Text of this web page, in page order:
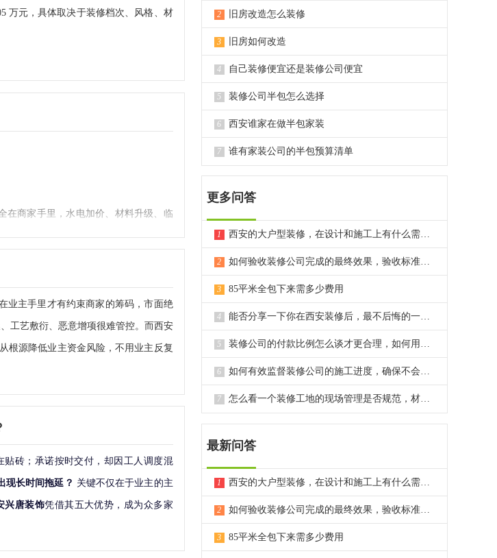
意搭建墙体遮挡日照；西户户型必须配
制冷能耗。
能抵御春秋大风沙渗入，又能隔绝冬夏
，解决北方冬季密闭供暖导致的空气浑
木门、木地板选材优先选用耐高温、抗
味散发。
地暖高温密闭环境，会加速板材胶水、
等级，板材、乳胶漆、胶粘剂均需提供
闷热导致的柜体发霉、异味堆积。
程
、拼接缝隙多，施工容错率更低。全
尺、空鼓锤、卷尺、水桶/水管、记号
正顺直，无凹凸变形；乳胶漆墙面无
起皮问题；② 手摸检查：全程触摸墙
平整度、垂直度误差≤3mm；用阴阳角
瓷砖空鼓面积≤5%，整面墙空鼓瓷砖
地面坡度合理，无积水隐患；缝隙均
石膏线、双眼皮吊顶顺直规整，无变
无松动、无异响；③ 检查吊顶接缝、
裂纹。
万元，具体取决于装修档次、风格、材
万元，核心优势：
在商家手里，水电加价、材料升级、临
用妥协让步，彻底避开西安装修圈预收
年防水工艺极差，一到梅雨季墙皮渗
桶、净水器、壁挂洗衣机不用二次砸墙
。
柜、卧室满墙衣柜、餐边收纳柜。柜子
业主手里才有约束商家的筹码，市面绝
工艺敷衍、恶意增项很难管控。而西安
源降低业主资金风险，不用业主反复
砖；承诺按时交付，却因工人调度混
现长时间拖延？ 关键不仅在于业主的主
兴唐装饰凭借其五大优势，成为众多家
2 旧房改造怎么装修
3 旧房如何改造
4 自己装修便宜还是装修公司便宜
5 装修公司半包怎么选择
6 西安谁家在做半包家装
7 谁有家装公司的半包预算清单
更多问答
1 西安的大户型装修，在设计和施工上有什么需要特别注意的点？
2 如何验收装修公司完成的最终效果，验收标准和方法是什么？
3 85平米全包下来需多少费用
4 能否分享一下你在西安装修后，最不后悔的一个决定或选择？
5 装修公司的付款比例怎么谈才更合理，如何用付款约束对方？
6 如何有效监督装修公司的施工进度，确保不会出现长时间拖延？
7 怎么看一个装修工地的现场管理是否规范，材料堆放是否整齐？
最新问答
1 西安的大户型装修，在设计和施工上有什么需要特别注意的点？
2 如何验收装修公司完成的最终效果，验收标准和方法是什么？
3 85平米全包下来需多少费用